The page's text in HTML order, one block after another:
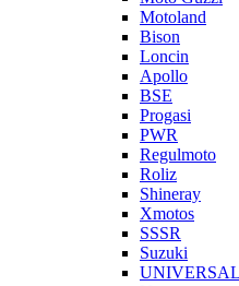
Motoland
Bison
Loncin
Apollo
BSE
Progasi
PWR
Regulmoto
Roliz
Shineray
Xmotos
SSSR
Suzuki
UNIVERSAL